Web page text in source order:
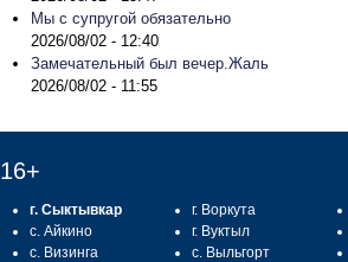
Мы с супругой обязательно
2026/08/02 - 12:40
Замечательный был вечер.Жаль
2026/08/02 - 11:55
16+
г. Сыктывкар
с. Айкино
с. Визинга
г. Воркута
г. Вуктыл
с. Выльгорт